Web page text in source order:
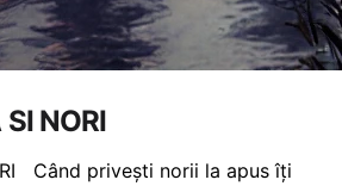
NORI
Când privești norii la apus îți